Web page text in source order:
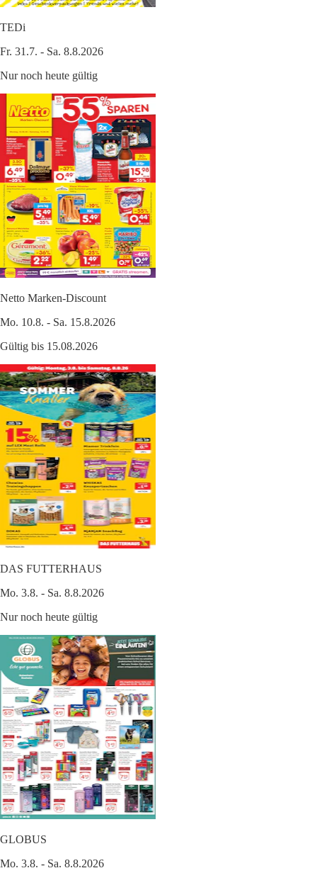
TEDi
Fr. 31.7. - Sa. 8.8.2026
Nur noch heute gültig
Netto Marken-Discount
Mo. 10.8. - Sa. 15.8.2026
Gültig bis 15.08.2026
DAS FUTTERHAUS
Mo. 3.8. - Sa. 8.8.2026
Nur noch heute gültig
GLOBUS
Mo. 3.8. - Sa. 8.8.2026